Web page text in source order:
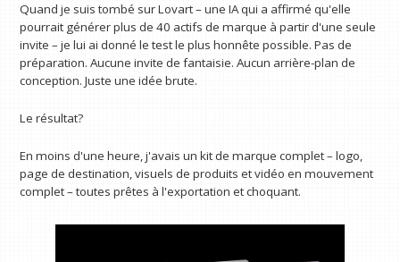
Quand je suis tombé sur Lovart – une IA qui a affirmé qu'elle
pourrait générer plus de 40 actifs de marque à partir d'une seule
invite – je lui ai donné le test le plus honnête possible. Pas de
préparation. Aucune invite de fantaisie. Aucun arrière-plan de
conception. Juste une idée brute.
Le résultat?
En moins d'une heure, j'avais un kit de marque complet – logo,
page de destination, visuels de produits et vidéo en mouvement
complet – toutes prêtes à l'exportation et choquant.